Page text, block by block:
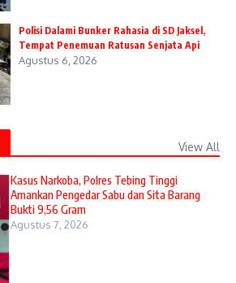
Polisi Dalami Bunker Rahasia di SD Jaksel,
Tempat Penemuan Ratusan Senjata Api
Agustus 6, 2026
View All
Kasus Narkoba, Polres Tebing Tinggi
Amankan Pengedar Sabu dan Sita Barang
Bukti 9,56 Gram
Agustus 7, 2026